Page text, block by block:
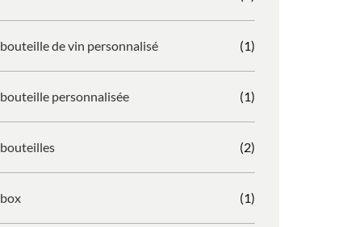
bouteille de vin personnalisé (1)
bouteille personnalisée (1)
bouteilles (2)
box (1)